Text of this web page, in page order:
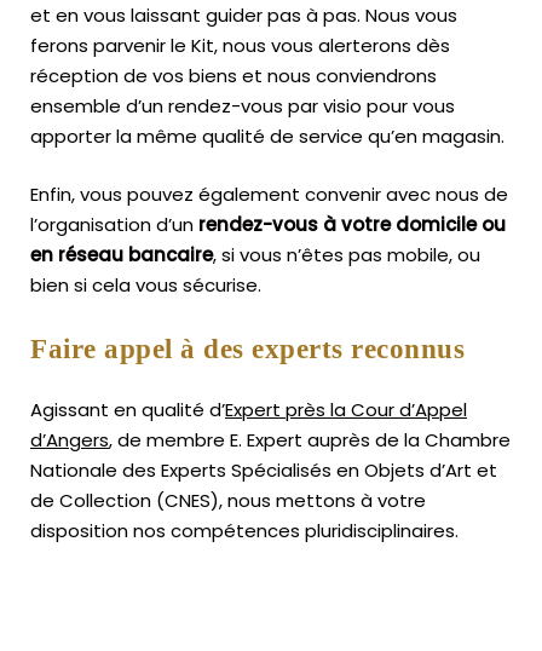
et en vous laissant guider pas à pas. Nous vous
ferons parvenir le Kit, nous vous alerterons dès
réception de vos biens et nous conviendrons
ensemble d’un rendez-vous par visio pour vous
apporter la même qualité de service qu’en magasin.
Enfin, vous pouvez également convenir avec nous de
l’organisation d’un rendez-vous à votre domicile ou
en réseau bancaire, si vous n’êtes pas mobile, ou
bien si cela vous sécurise.
Faire appel à des experts reconnus
Agissant en qualité d’Expert près la Cour d’Appel
d’Angers, de membre E. Expert auprès de laChambre
Nationale des Experts Spécialisés en Objets d’Art et
de Collection (CNES),nous mettons à votre
disposition nos compétences pluridisciplinaires.